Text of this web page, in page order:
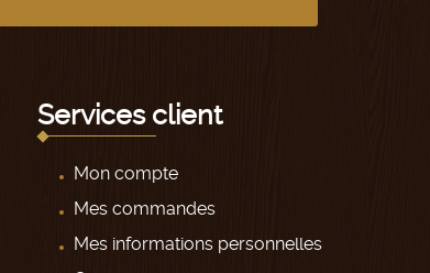
Services client
Mon compte
Mes commandes
Mes informations personnelles